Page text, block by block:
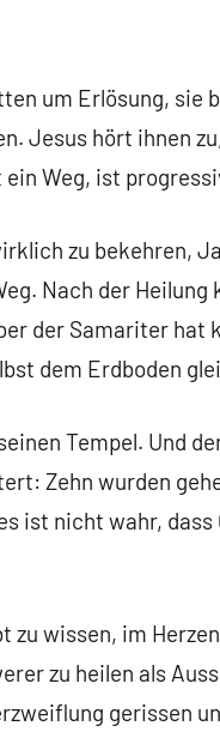
um Erlösung, sie
Jesus hört ihnen
ein Weg, ist
zu bekehren,
Nach der
der Samariter
dem Erdboden
Tempel. Und
Zehn wurden
ist nicht wahr,
zu wissen, im
zu heilen als
gerissen